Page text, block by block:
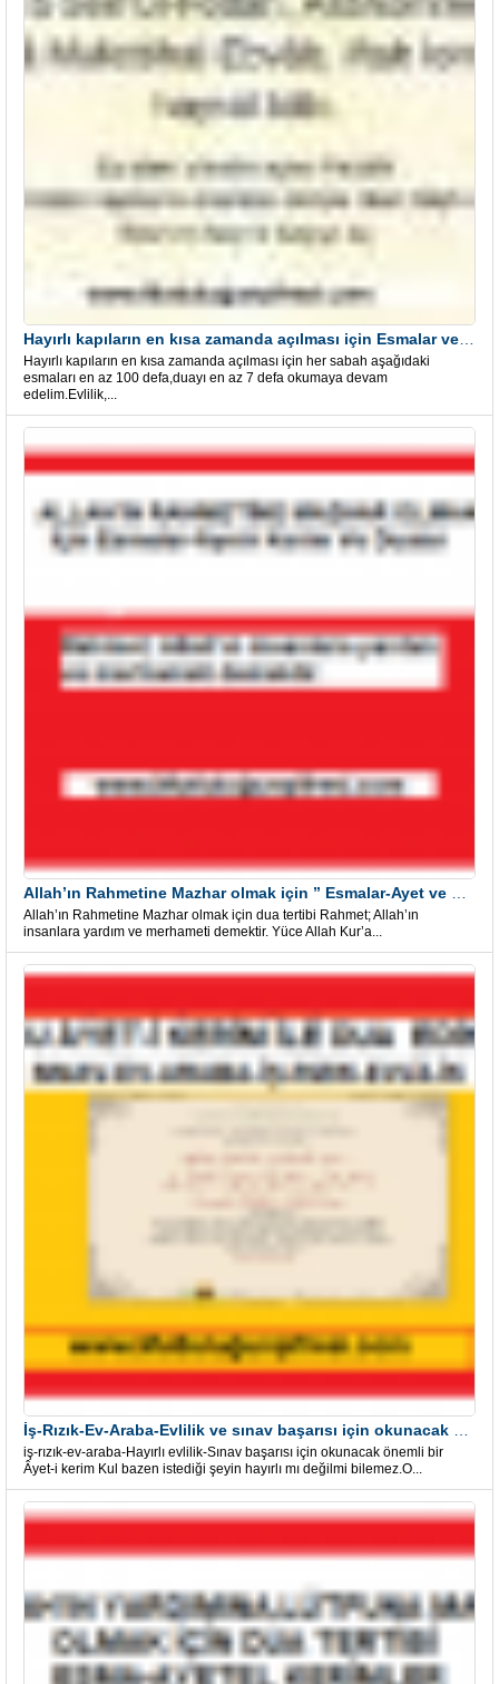
Hayırlı kapıların en kısa zamanda açılması için her sabah aşağıdaki
esmaları en az 100 defa,duayı en az 7 defa okumaya devam
edelim.Evlilik,...
Allah’ın Rahmetine Mazhar olmak için dua tertibi Rahmet; Allah’ın
insanlara yardım ve merhameti demektir. Yüce Allah Kur’a...
iş-rızık-ev-araba-Hayırlı evlilik-Sınav başarısı için okunacak önemli bir
Âyet-i kerim Kul bazen istediği şeyin hayırlı mı değilmi bilemez.O...